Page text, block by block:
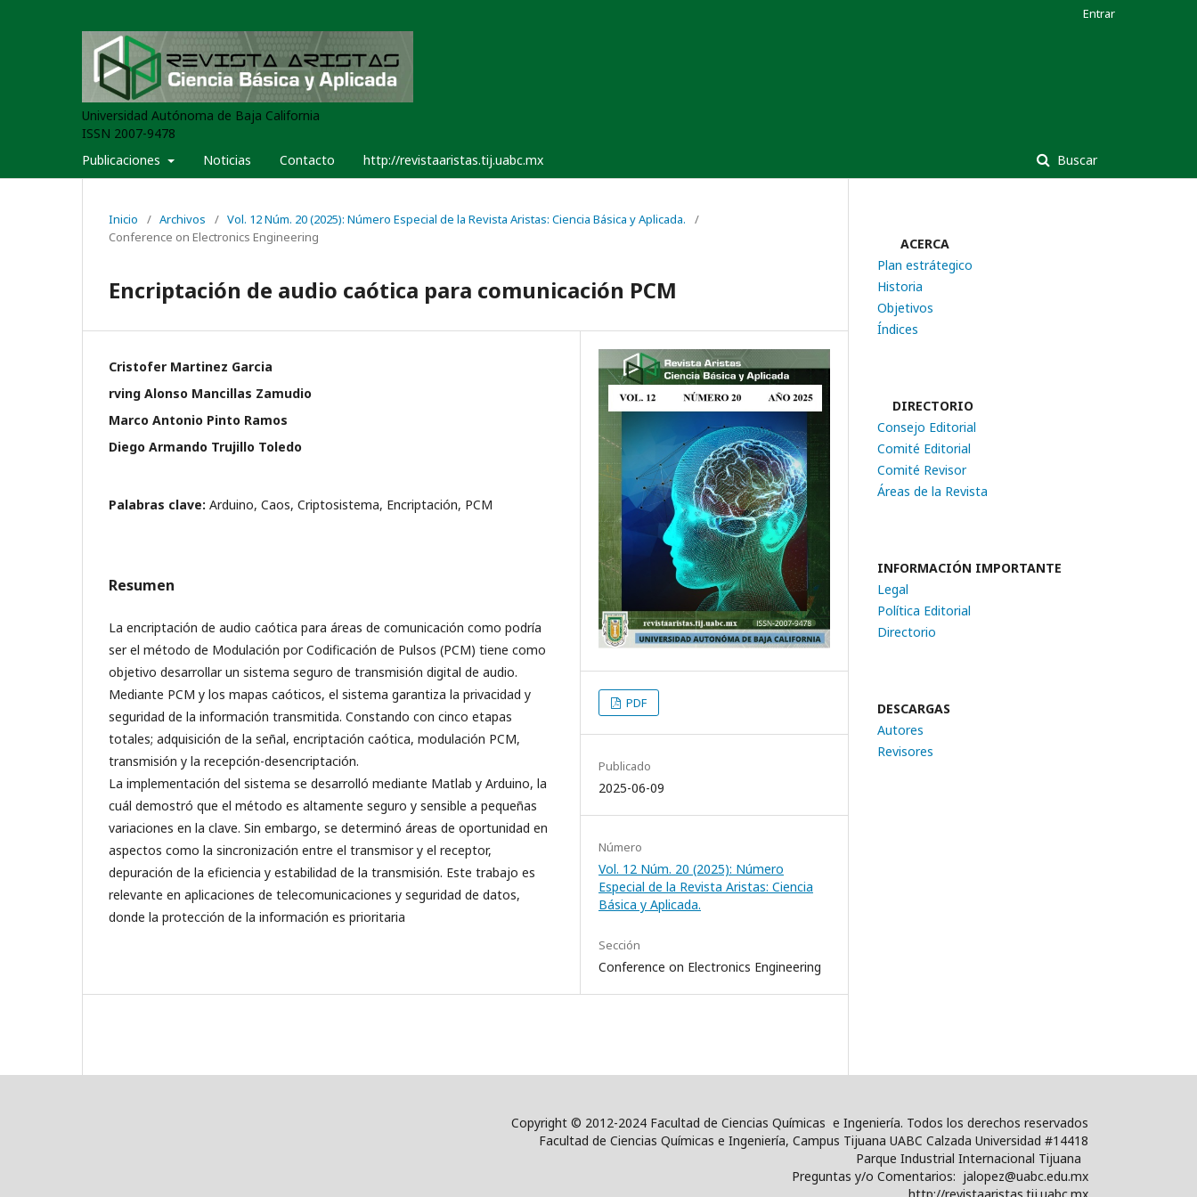
Universidad Autónoma de Baja California
ISSN 2007-9478
Publicaciones
Noticias Contacto http://revistaaristas.tij.uabc.mx Buscar
Entrar
Inicio / Archivos / Vol. 12 Núm. 20 (2025): Número Especial de la Revista Aristas: Ciencia Básica y Aplicada.
/
Conference on Electronics Engineering
Encriptación de audio caótica para comunicación PCM
Cristofer Martinez Garcia
rving Alonso Mancillas Zamudio
Marco Antonio Pinto Ramos
Diego Armando Trujillo Toledo
Palabras clave: Arduino, Caos, Criptosistema, Encriptación, PCM
Resumen
La encriptación de audio caótica para áreas de comunicación como podría
ser el método de Modulación por Codificación de Pulsos (PCM) tiene como
objetivo desarrollar un sistema seguro de transmisión digital de audio.
Mediante PCM y los mapas caóticos, el sistema garantiza la privacidad y
seguridad de la información transmitida. Constando con cinco etapas
totales; adquisición de la señal, encriptación caótica, modulación PCM,
transmisión y la recepción-desencriptación.
La implementación del sistema se desarrolló mediante Matlab y Arduino, la
cuál demostró que el método es altamente seguro y sensible a pequeñas
variaciones en la clave. Sin embargo, se determinó áreas de oportunidad en
aspectos como la sincronización entre el transmisor y el receptor,
depuración de la eficiencia y estabilidad de la transmisión. Este trabajo es
relevante en aplicaciones de telecomunicaciones y seguridad de datos,
donde la protección de la información es prioritaria
PDF
Publicado
2025-06-09
Número
Vol. 12 Núm. 20 (2025): Número
Especial de la Revista Aristas: Ciencia
Básica y Aplicada.
Sección
Conference on Electronics Engineering
ACERCA
Plan estrátegico
Historia
Objetivos
Índices
DIRECTORIO
Consejo Editorial
Comité Editorial
Comité Revisor
Áreas de la Revista
INFORMACIÓN IMPORTANTE
Legal
Política Editorial
Directorio
DESCARGAS
Autores
Revisores
Copyright © 2012-2024 Facultad de Ciencias Químicas e Ingeniería. Todos los derechos reservados
Facultad de Ciencias Químicas e Ingeniería, Campus Tijuana UABC Calzada Universidad #14418
Parque Industrial Internacional Tijuana
Preguntas y/o Comentarios: jalopez@uabc.edu.mx